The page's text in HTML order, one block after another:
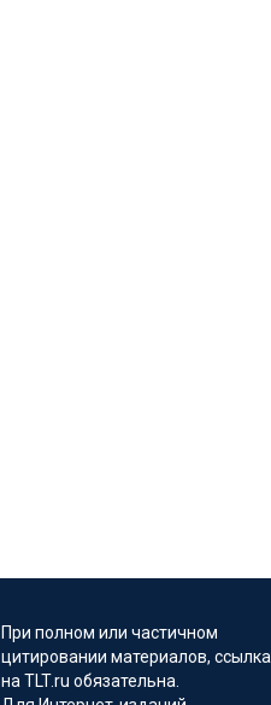
При полном или частичном
цитировании материалов, ссылка
на TLT.ru обязательна.